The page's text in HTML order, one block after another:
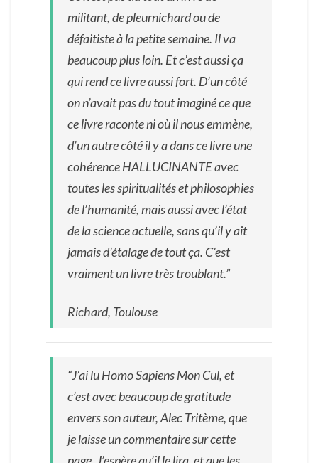
militant, de pleurnichard ou de
défaitiste à la petite semaine. Il va
beaucoup plus loin. Et c’est aussi ça
qui rend ce livre aussi fort. D’un côté
on n’avait pas du tout imaginé ce que
ce livre raconte ni où il nous emmène,
d’un autre côté il y a dans ce livre une
cohérence HALLUCINANTE avec
toutes les spiritualités et philosophies
de l’humanité, mais aussi avec l’état
de la science actuelle, sans qu’il y ait
jamais d’étalage de tout ça. C’est
vraiment un livre très troublant.”
Richard, Toulouse
“J’ai lu Homo Sapiens Mon Cul, et
c’est avec beaucoup de gratitude
envers son auteur, Alec Tritème, que
je laisse un commentaire sur cette